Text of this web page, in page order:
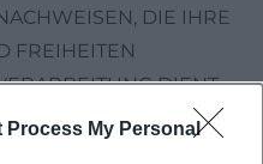
Process My Personal
DIE IHRE
FREIHEITEN
DIENT
ODER